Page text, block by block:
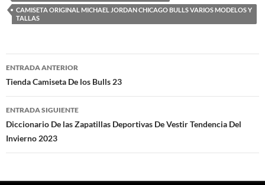
CAMISETA ORIGINAL MICHAEL JORDAN CHICAGO BULLS VARIOS MODELOS Y
TALLAS
Navegación
de
entradas
ENTRADA ANTERIOR
Tienda Camiseta De los Bulls 23
ENTRADA SIGUIENTE
Diccionario De las Zapatillas Deportivas De Vestir Tendencia Del
Invierno 2023